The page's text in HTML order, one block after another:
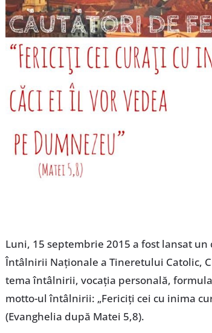
Luni, 15 septembrie 2015 a fost lansat
Întâlnirii Naţionale a Tineretului Catolic,
tema întâlnirii, vocaţia personală,
motto-ul întâlnirii: „Fericiţi cei cu inima
(Evanghelia după Matei 5,8).